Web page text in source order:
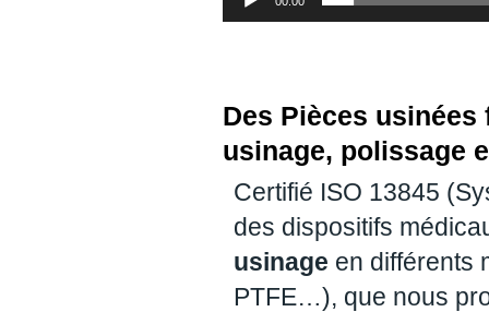
Des Pièces
usinage, polissage
Certifié ISO 13845
des dispositifs
usinage en différents
PTFE…), que nous